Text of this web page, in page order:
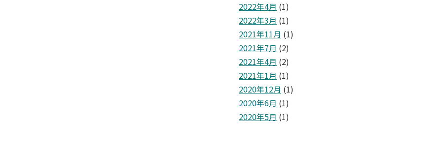
2022年4月 (1)
2022年3月 (1)
2021年11月 (1)
2021年7月 (2)
2021年4月 (2)
2021年1月 (1)
2020年12月 (1)
2020年6月 (1)
2020年5月 (1)